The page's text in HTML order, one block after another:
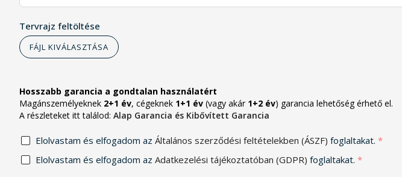
Tervrajz feltöltése
FÁJL KIVÁLASZTÁSA
Hosszabb garancia a gondtalan használatért
Magánszemélyeknek 2+1 év, cégeknek 1+1 év (vagy akár 1+2 év) garancia lehetőség érhető el.
A részleteket itt találod: Alap Garancia és Kibővített Garancia
Elolvastam és elfogadom az Általános szerződési feltételekben (ÁSZF) foglaltakat. *
Elolvastam és elfogadom az Adatkezelési tájékoztatóban (GDPR) foglaltakat. *